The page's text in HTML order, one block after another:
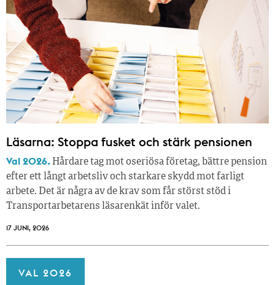
Läsarna: Stoppa fusket och stärk pensionen
Val 2026. Hårdare tag mot oseriösa företag, bättre pension
efter ett långt arbetsliv och starkare skydd mot farligt
arbete. Det är några av de krav som får störst stöd i
Transportarbetarens läsar­enkät inför valet.
17 JUNI, 2026
VAL 2026